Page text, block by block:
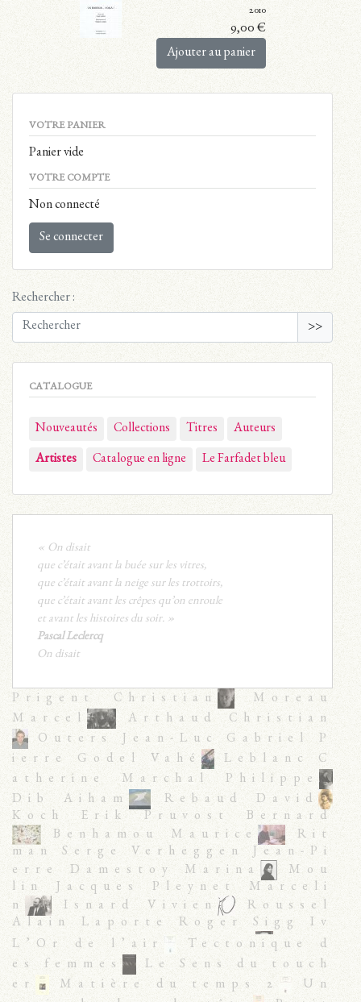
2010
9,00 €
Ajouter au panier
VOTRE PANIER
Panier vide
VOTRE COMPTE
Non connecté
Se connecter
Rechercher :
>>
CATALOGUE
Nouveautés Collections Titres Auteurs
Artistes Catalogue en ligne Le Farfadet bleu
« On disait
que c’était avant la buée sur les vitres,
que c’était avant la neige sur les trottoirs,
que c’était avant les crêpes qu’on enroule
et avant les histoires du soir. »
Pascal Leclercq
On disait
Prigent Christian
Moreau
Marcel
Arthaud Christian
Outers Jean-Luc Gabriel P
ierre Godel Vahé
Leblanc C
atherine Marchal Philippe
Dib Aiham
Rebaud David
Koch Erik Pruvost Bernard
Benhamou Maurice
Rit
man Serge Verheggen Jean-Pi
erre Damestoy Marina
Mou
lin Jacques Pleynet Marceli
n
Isnard Vivien
Roussel
Alain Laporte Roger Sigg Iv
an Dobzynski Charles
Fére
t François
Nadaus Daniel G
uichard Christian Kahriman
Çagdas Sigg Ivan
Delaum
L’Or de l’air
Tectonique d
es femmes
Le Sens du touch
er
Matière du temps 2
Un